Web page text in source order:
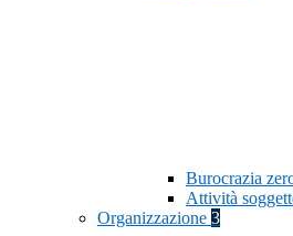
Burocrazia
Attività
Organizzazione 3